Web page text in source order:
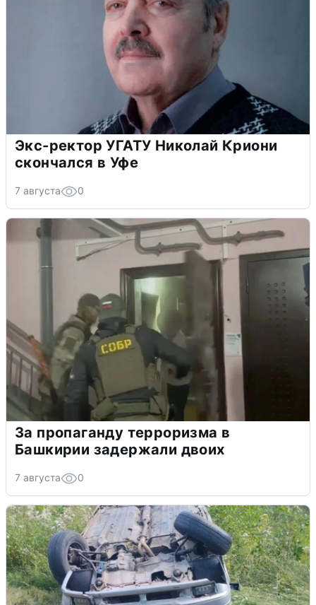
Экс-ректор УГАТУ Николай Криони
скончался в Уфе
7 августа 0
За пропаганду терроризма в
Башкирии задержали двоих
7 августа 0